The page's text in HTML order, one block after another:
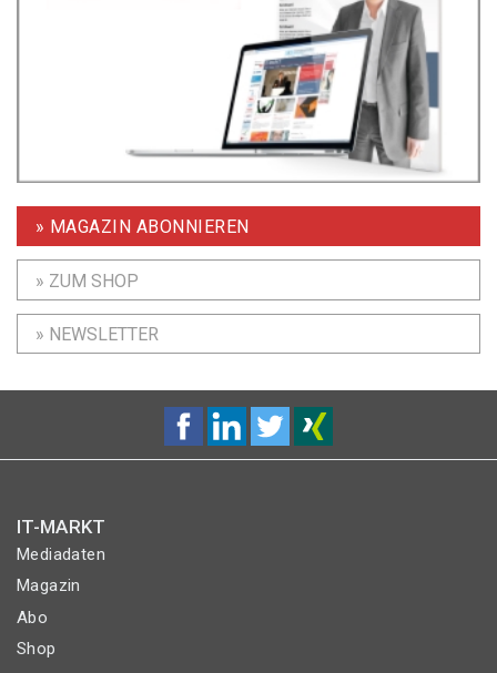
» MAGAZIN ABONNIEREN
» ZUM SHOP
» NEWSLETTER
IT-MARKT
Mediadaten
Magazin
Abo
Shop